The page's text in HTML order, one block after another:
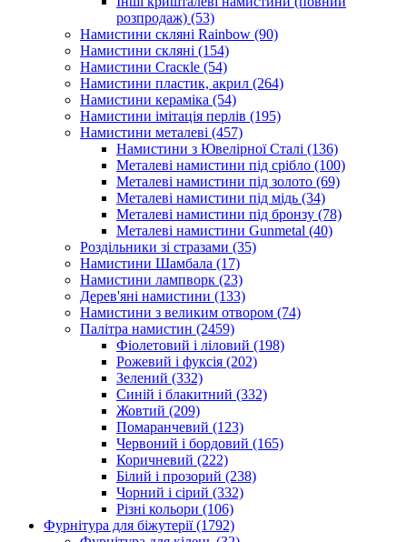
розпродаж) (53)
Намистини скляні Rainbow (90)
Намистини скляні (154)
Намистини Cracкle (54)
Намистини пластик, акрил (264)
Намистини кераміка (54)
Намистини імітація перлів (195)
Намистини металеві (457)
Намистини з Ювелірної Сталі (136)
Металеві намистини під срібло (100)
Металеві намистини під золото (69)
Металеві намистини під мідь (34)
Металеві намистини під бронзу (78)
Металеві намистини Gunmetal (40)
Роздільники зі стразами (35)
Намистини Шамбала (17)
Намистини лампворк (23)
Дерев'яні намистини (133)
Намистини з великим отвором (74)
Палітра намистин (2459)
Фіолетовий і ліловий (198)
Рожевий і фуксія (202)
Зелений (332)
Синій і блакитний (332)
Жовтий (209)
Помаранчевий (123)
Червоний і бордовий (165)
Коричневий (222)
Білий і прозорий (238)
Чорний і сірий (332)
Різні кольори (106)
Фурнітура для біжутерії(1792)